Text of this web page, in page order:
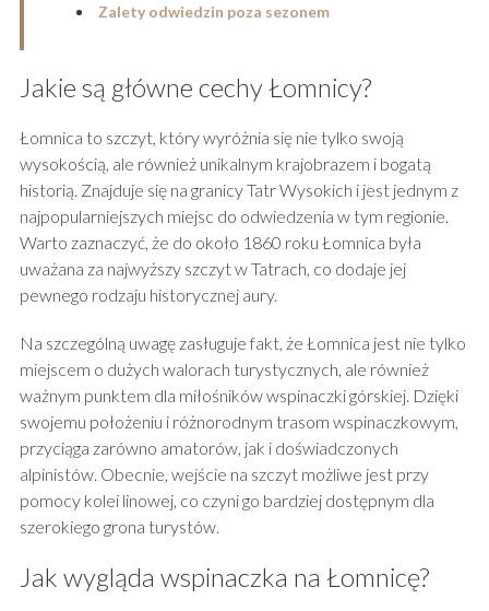
Zalety odwiedzin poza sezonem
Jakie są główne cechy Łomnicy?
Łomnica to szczyt, który wyróżnia się nie tylko swoją
wysokością, ale również unikalnym krajobrazem i bogatą
historią. Znajduje się na granicy Tatr Wysokich i jest jednym z
najpopularniejszych miejsc do odwiedzenia w tym regionie.
Warto zaznaczyć, że do około 1860 roku Łomnica była
uważana za najwyższy szczyt w Tatrach, co dodaje jej
pewnego rodzaju historycznej aury.
Na szczególną uwagę zasługuje fakt, że Łomnica jest nie tylko
miejscem o dużych walorach turystycznych, ale również
ważnym punktem dla miłośników wspinaczki górskiej. Dzięki
swojemu położeniu i różnorodnym trasom wspinaczkowym,
przyciąga zarówno amatorów, jak i doświadczonych
alpinistów. Obecnie, wejście na szczyt możliwe jest przy
pomocy kolei linowej, co czyni go bardziej dostępnym dla
szerokiego grona turystów.
Jak wygląda wspinaczka na Łomnicę?